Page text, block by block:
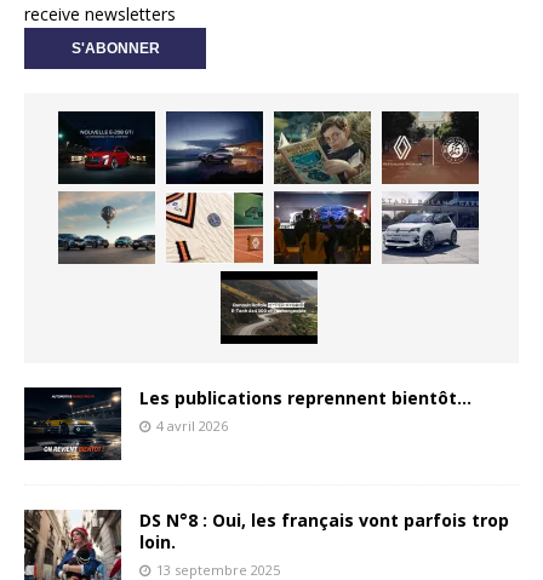
receive newsletters
Les publications reprennent bientôt…
4 avril 2026
DS N°8 : Oui, les français vont parfois trop
loin.
13 septembre 2025